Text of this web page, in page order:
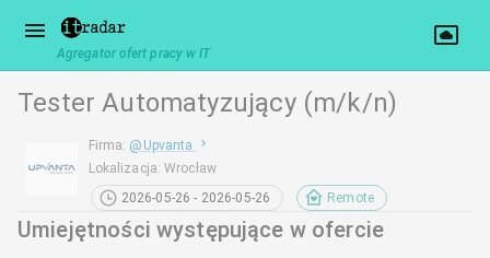
Agregator ofert pracy w IT
Tester Automatyzujący (m/k/n)
Firma: @ Upvanta
Lokalizacja:Wrocław
2026-05-26 - 2026-05-26
Remote
Umiejętności występujące w ofercie